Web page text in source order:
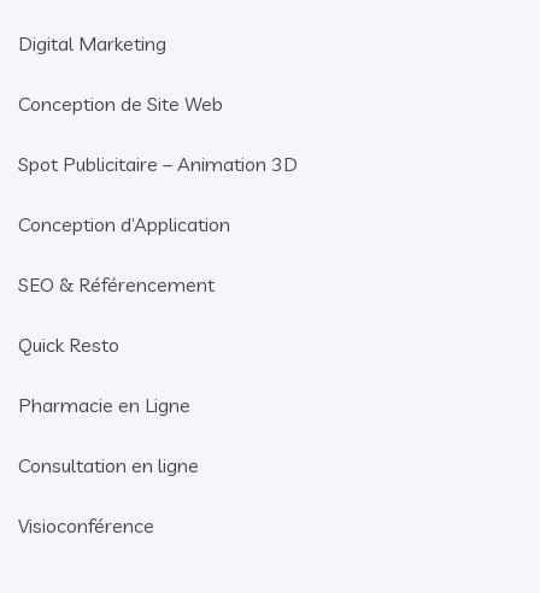
Digital Marketing
Conception de Site Web
Spot Publicitaire – Animation 3D
Conception d’Application
SEO & Référencement
Quick Resto
Pharmacie en Ligne
Consultation en ligne
Visioconférence